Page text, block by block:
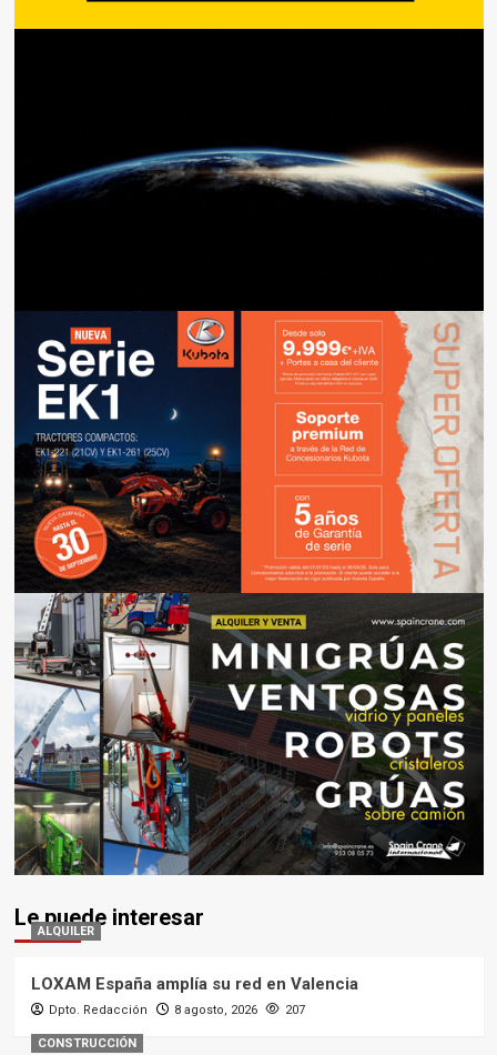
Le puede interesar
ALQUILER
LOXAM España amplía su red en Valencia
Dpto. Redacción 8 agosto, 2026 207
CONSTRUCCIÓN